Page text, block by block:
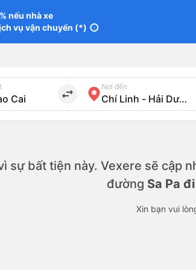
nếu nhà xe
vụ vận chuyển (*) info
import_export
Nơi đến
sự bất tiện này. Vexere sẽ cập
đường Sa Pa
Xin bạn vui